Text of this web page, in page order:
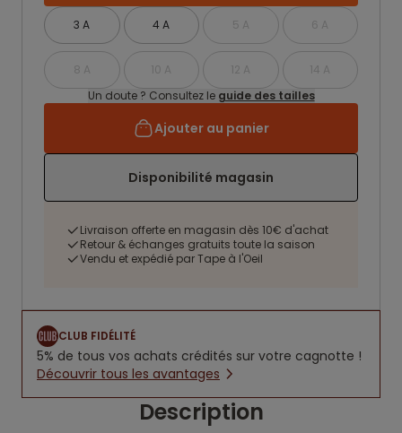
3 A 4 A 5 A 6 A
8 A 10 A 12 A
14 A
Un doute ? Consultez le guide des tailles
Ajouter au panier
Disponibilité magasin
Livraison offerte en magasin dès 10€ d'achat
Retour & échanges gratuits toute la saison
Vendu et expédié par Tape à l'Oeil
CLUB FIDÉLITÉ
5% de tous vos achats crédités sur votre cagnotte !
Découvrir tous les avantages
Description